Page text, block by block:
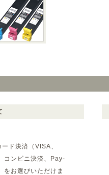
ド決済（VISA、
コンビニ決済、Pay-
をお選びいただけま